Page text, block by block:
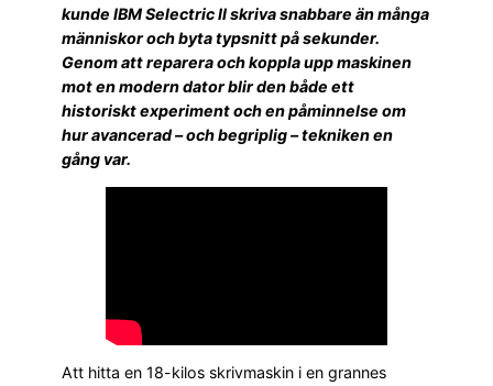
kunde IBM Selectric II skriva snabbare än många
människor och byta typsnitt på sekunder.
Genom att reparera och koppla upp maskinen
mot en modern dator blir den både ett
historiskt experiment och en påminnelse om
hur avancerad – och begriplig – tekniken en
gång var.
Att hitta en 18-kilos skrivmaskin i en grannes